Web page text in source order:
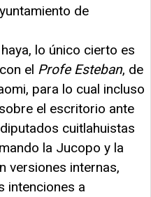
de
lo único cierto es
el Profe Esteban, de
para lo cual incluso
el escritorio ante
cuitlahuistas
la Jucopo y la
versiones internas,
intenciones a